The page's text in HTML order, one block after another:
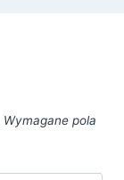
Wymagane pola